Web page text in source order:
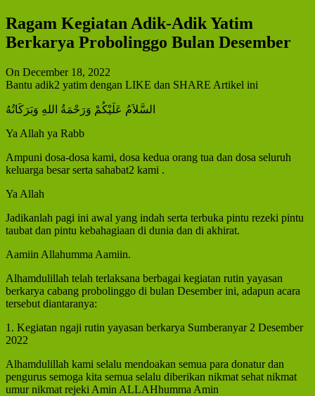
Ragam Kegiatan Adik-Adik Yatim
Berkarya Probolinggo Bulan Desember
On December 18, 2022
Bantu adik2 yatim dengan LIKE dan SHARE Artikel ini
السَّلاَمُ عَلَيْكُمْ وَرَحْمَةُ اللهِ وَبَرَكَاتُهُ
Ya Allah ya Rabb
Ampuni dosa-dosa kami, dosa kedua orang tua dan dosa seluruh
keluarga besar serta sahabat2 kami .
Ya Allah
Jadikanlah pagi ini awal yang indah serta terbuka pintu rezeki pintu
taubat dan pintu kebahagiaan di dunia dan di akhirat.
Aamiin Allahumma Aamiin.
Alhamdulillah telah terlaksana berbagai kegiatan rutin yayasan
berkarya cabang probolinggo di bulan Desember ini, adapun acara
tersebut diantaranya:
1. Kegiatan ngaji rutin yayasan berkarya Sumberanyar 2 Desember
2022
Alhamdulillah kami selalu mendoakan semua para donatur dan
pengurus semoga kita semua selalu diberikan nikmat sehat nikmat
umur nikmat rejeki Amin ALLAHhumma Amin